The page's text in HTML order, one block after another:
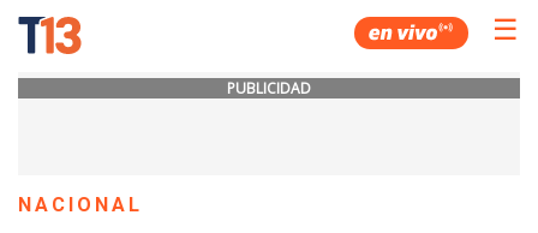
☰
PUBLICIDAD
NACIONAL